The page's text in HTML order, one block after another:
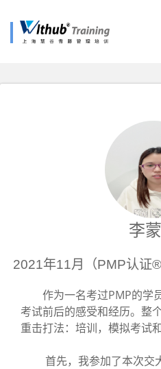
李
2021年11月（PMP认证
作为一名考过PMP的学
考试前后的感受和经历。整
重击打法：培训，模拟考试和
首先，我参加了本次交